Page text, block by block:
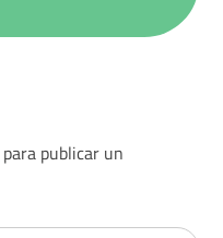
para publicar un